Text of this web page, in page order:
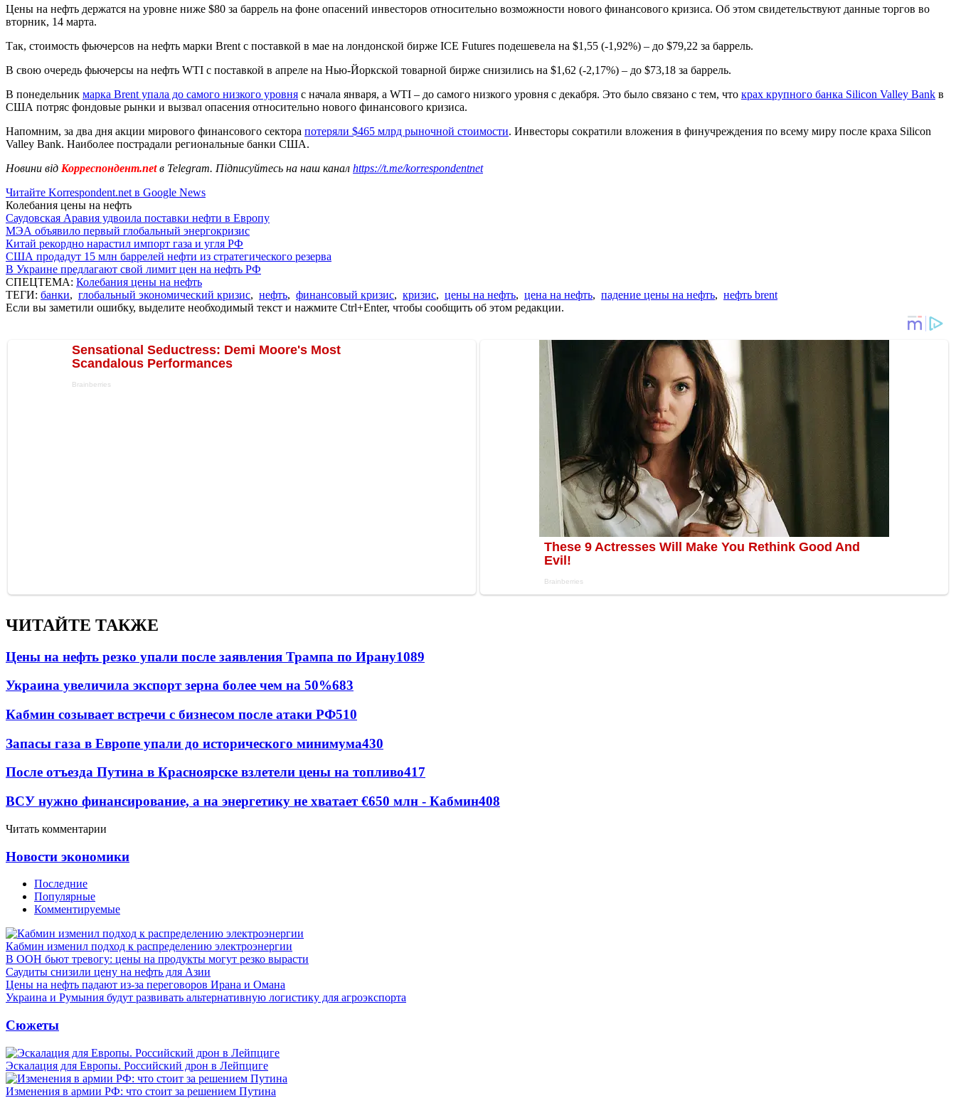
Цены на нефть держатся на уровне ниже $80 за баррель на фоне опасений инвесторов относительно возможности нового финансового кризиса. Об этом свидетельствуют данные торгов во
вторник, 14 марта.
Так, стоимость фьючерсов на нефть марки Brent с поставкой в мае на лондонской бирже ICE Futures подешевела на $1,55 (-1,92%) – до $79,22 за баррель.
В свою очередь фьючерсы на нефть WTI с поставкой в апреле на Нью-Йоркской товарной бирже снизились на $1,62 (-2,17%) – до $73,18 за баррель.
В понедельник марка Brent упала до самого низкого уровня с начала января, а WTI – до самого низкого уровня с декабря. Это было связано с тем, что крах крупного банка Silicon Valley Bank в
США потряс фондовые рынки и вызвал опасения относительно нового финансового кризиса.
Напомним, за два дня акции мирового финансового сектора потеряли $465 млрд рыночной стоимости. Инвесторы сократили вложения в финучреждения по всему миру после краха Silicon
Valley Bank. Наиболее пострадали региональные банки США.
Новини від Корреспондент.netв Telegram. Підписуйтесь на наш канал https://t.me/korrespondentnet
Читайте Korrespondent.net в Google News
Колебания цены на нефть
Саудовская Аравия удвоила поставки нефти в Европу
МЭА объявило первый глобальный энергокризис
Китай рекордно нарастил импорт газа и угля РФ
США продадут 15 млн баррелей нефти из стратегического резерва
В Украине предлагают свой лимит цен на нефть РФ
СПЕЦТЕМА: Колебания цены на нефть
ТЕГИ: банки, глобальный экономический кризис, нефть, финансовый кризис, кризис, цены на нефть, цена на нефть, падение цены на нефть, нефть brent
Если вы заметили ошибку, выделите необходимый текст и нажмите Ctrl+Enter, чтобы сообщить об этом редакции.
ЧИТАЙТЕ ТАКЖЕ
Цены на нефть резко упали после заявления Трампа по Ирану1089
Украина увеличила экспорт зерна более чем на 50%683
Кабмин созывает встречи с бизнесом после атаки РФ510
Запасы газа в Европе упали до исторического минимума430
После отъезда Путина в Красноярске взлетели цены на топливо417
ВСУ нужно финансирование, а на энергетику не хватает €650 млн - Кабмин408
Читать комментарии
Новости экономики
Последние
Популярные
Комментируемые
Кабмин изменил подход к распределению электроэнергии
В ООН бьют тревогу: цены на продукты могут резко вырасти
Саудиты снизили цену на нефть для Азии
Цены на нефть падают из-за переговоров Ирана и Омана
Украина и Румыния будут развивать альтернативную логистику для агроэкспорта
Сюжеты
Эскалация для Европы. Российский дрон в Лейпциге
Изменения в армии РФ: что стоит за решением Путина